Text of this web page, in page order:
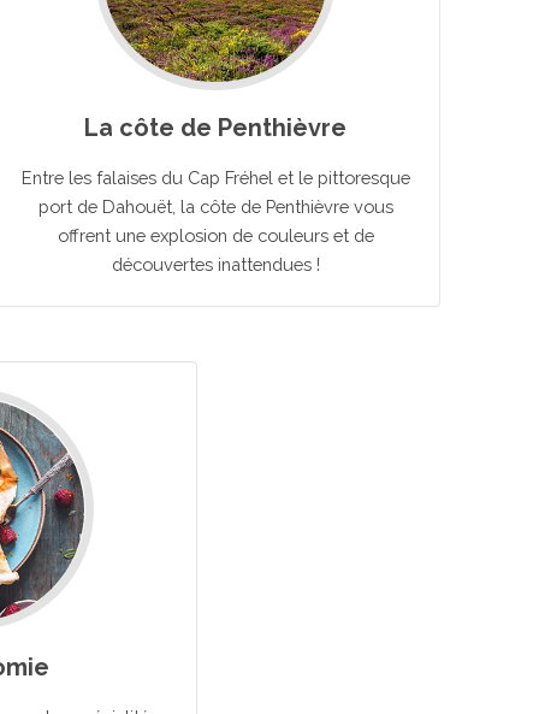
La côte de Penthièvre
Entre les falaises du Cap Fréhel et le pittoresque
port de Dahouët, la côte de Penthièvre vous
offrent une explosion de couleurs et de
découvertes inattendues !